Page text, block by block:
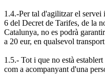
1.4.-Per tal d'agilitzar el servei
6 del Decret de Tarifes, de la
Catalunya, no es podrà
a 20 eur, en qualsevol
1.5.- Tot i que no està
com a acompanyant d'una